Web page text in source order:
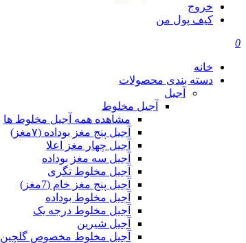
خروج
کیف پول من
0
خانه
دسته بندی محصولات
آجیل
آجیل مخلوط
مشاهده همه آجیل مخلوط ها
آجیل پنج مغز بوداده (۷مغز)
آجیل چهار مغز اعلا
آجیل سه مغز بوداده
آجیل مخلوط تگری
آجیل پنج مغز خام (7مغز)
آجیل مخلوط بوداده
آجیل مخلوط درجه یک
آجیل شیرین
آجیل مخلوط مخصوص گلچین